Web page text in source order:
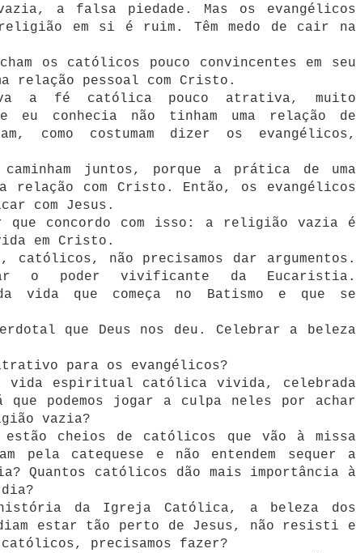
a falsa piedade. Mas os evangélicos
em si é ruim. Têm medo de cair na
os católicos pouco convincentes em seu
relação pessoal com Cristo.
a fé católica pouco atrativa, muito
conhecia não tinham uma relação de
como costumam dizer os evangélicos,
juntos, porque a prática de uma
com Cristo. Então, os evangélicos
com Jesus.
que concordo com isso: a religião vazia é
em Cristo.
católicos, não precisamos dar argumentos.
o poder vivificante da Eucaristia.
vida que começa no Batismo e que se
que Deus nos deu. Celebrar a beleza
para os evangélicos?
vida espiritual católica vivida, celebrada
que podemos jogar a culpa neles por achar
vazia?
estão cheios de católicos que vão à missa
pela catequese e não entendem sequer a
Quantos católicos dão mais importância à
história da Igreja Católica, a beleza dos
estar tão perto de Jesus, não resisti e
precisamos fazer?